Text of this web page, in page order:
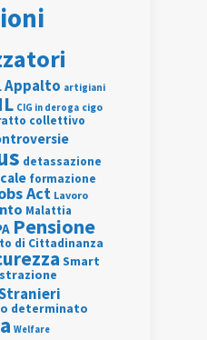
Appalto artigiani
CIG in deroga cigo
collettivo
detassazione
formazione
Act Lavoro
Malattia
Pensione
di Cittadinanza
Smart
determinato
Welfare